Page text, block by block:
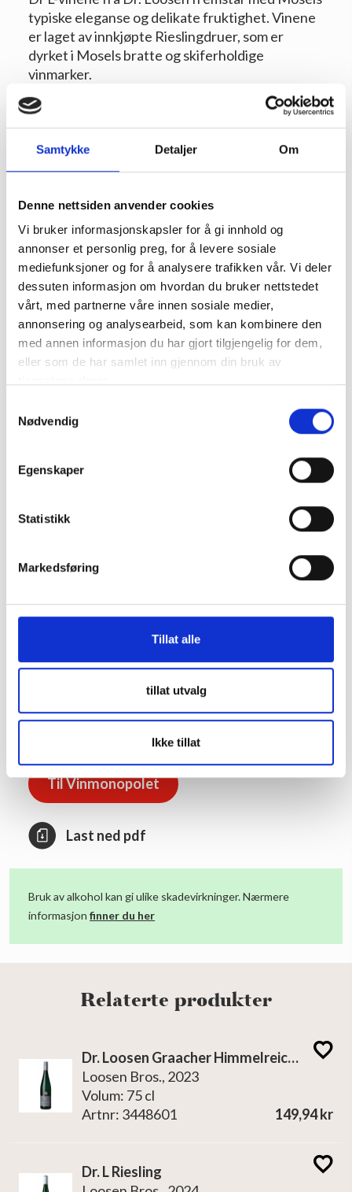
Samtykke Detaljer Om
Denne nettsiden anvender cookies
Vi bruker informasjonskapsler for å gi innhold og
annonser et personlig preg, for å levere sosiale
mediefunksjoner og for å analysere trafikken vår. Vi deler
dessuten informasjon om hvordan du bruker nettstedet
vårt, med partnerne våre innen sosiale medier,
annonsering og analysearbeid, som kan kombinere den
med annen informasjon du har gjort tilgjengelig for dem,
eller som de har samlet inn gjennom din bruk av
Nødvendig
Egenskaper
Statistikk
Markedsføring
Tillat alle
tillat utvalg
Ikke tillat
typiske eleganse og delikate fruktighet. Vinene
er laget av innkjøpte Rieslingdruer, som er
dyrket i Mosels bratte og skiferholdige
vinmarker.
Fylde Friskhet Sødme
Artikelnummer
Årgang
Volum 75 cl
Type Hvitvin
Importør VRS
Pris 142,94 kr
100% Riesling
Skalldyr Fisk Lyst kjøtt
Syre:8.9 g/l
Til Vinmonopolet
Last ned pdf
Bruk av alkohol kan gi ulike skadevirkninger. Nærmere
informasjonfinner du her
Relaterte produkter
Dr. Loosen Graacher Himmelreich Riesling Kabinett
Loosen Bros., 2023
Volum: 75 cl
Artnr: 3448601
149,94 kr
Dr. L Riesling